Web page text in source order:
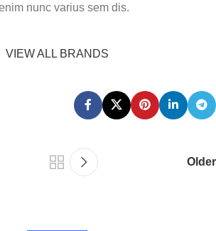
nunc varius sem dis.
VIEW ALL BRANDS
Older